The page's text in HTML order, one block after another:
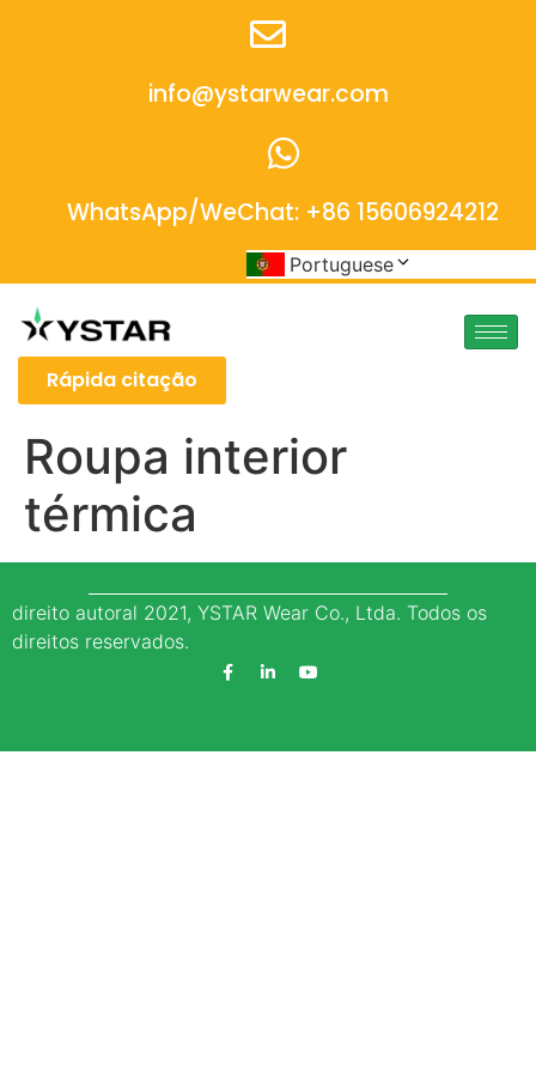
info@ystarwear.com
WhatsApp/WeChat: +86 15606924212
Portuguese
Rápida citação
Roupa interior
térmica
direito autoral 2021, YSTAR Wear Co., Ltda. Todos os
direitos reservados.